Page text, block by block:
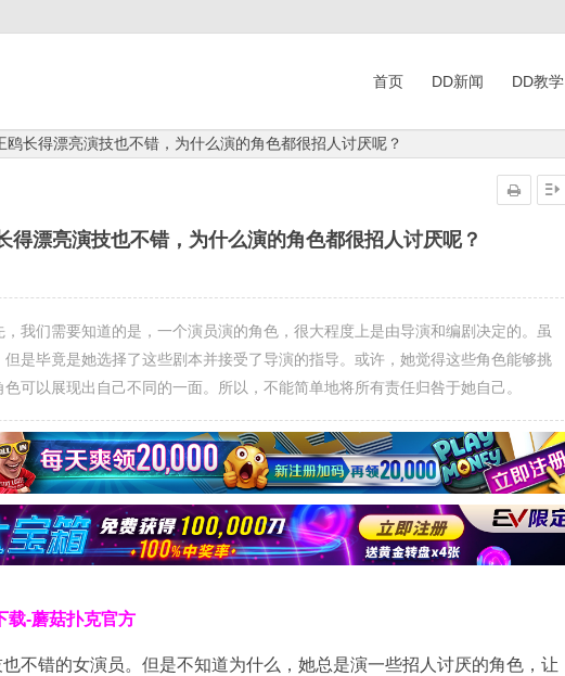
首页 DD新闻 DD教学
鸥长得漂亮演技也不错，为什么演的角色都很招人讨厌呢？
得漂亮演技也不错，为什么演的角色都很招人讨厌呢？
我们需要知道的是，一个演员演的角色，很大程度上是由导演和编剧决定的。虽
是毕竟是她选择了这些剧本并接受了导演的指导。或许，她觉得这些角色能够挑
可以展现出自己不同的一面。所以，不能简单地将所有责任归咎于她自己。
载-蘑菇扑克官方
不错的女演员。但是不知道为什么，她总是演一些招人讨厌的角色，让